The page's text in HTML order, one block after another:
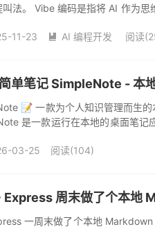
法。 Vibe 编码是指将 AI 作为思
11-23  AI 编程开发 阅读
单笔记 SimpleNote - 本
📝 一款为个人知识管理而生
是一款运行在本地的桌面笔记
03-25 阅读(104)
周末做了个本地
一周末做了个本地